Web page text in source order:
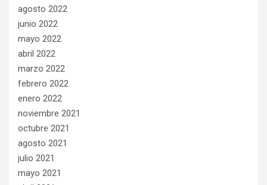
agosto 2022
junio 2022
mayo 2022
abril 2022
marzo 2022
febrero 2022
enero 2022
noviembre 2021
octubre 2021
agosto 2021
julio 2021
mayo 2021